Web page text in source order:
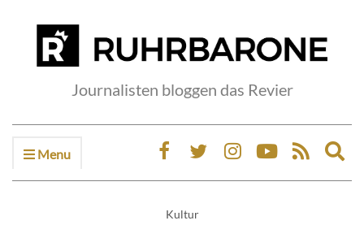
Journalisten bloggen das Revier
Menu
Kultur